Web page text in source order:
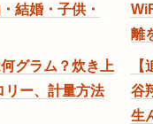
結婚・子供・
離
グラム？炊き上
リー、計量方法
谷
生